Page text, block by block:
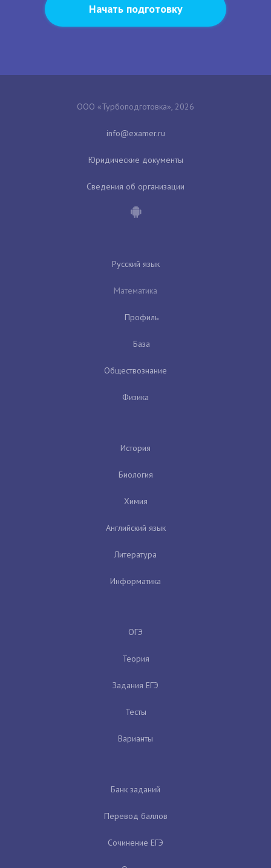
Начать подготовку
ООО «Турбоподготовка», 2026
Юридические документы
Сведения об организации
Русский язык
Математика
Профиль
База
Обществознание
Физика
История
Биология
Химия
Английский язык
Литература
Информатика
ОГЭ
Теория
Задания ЕГЭ
Тесты
Варианты
Банк заданий
Перевод баллов
Сочинение ЕГЭ